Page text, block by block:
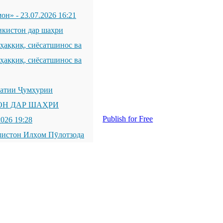
- 23.07.2026 16:21
дар шаҳри
сиёсатшинос ва
сиёсатшинос ва
Ҷумҳурии
ДАР ШАҲРИ
19:28
Илҳом Пӯлотзода
Publish for Free